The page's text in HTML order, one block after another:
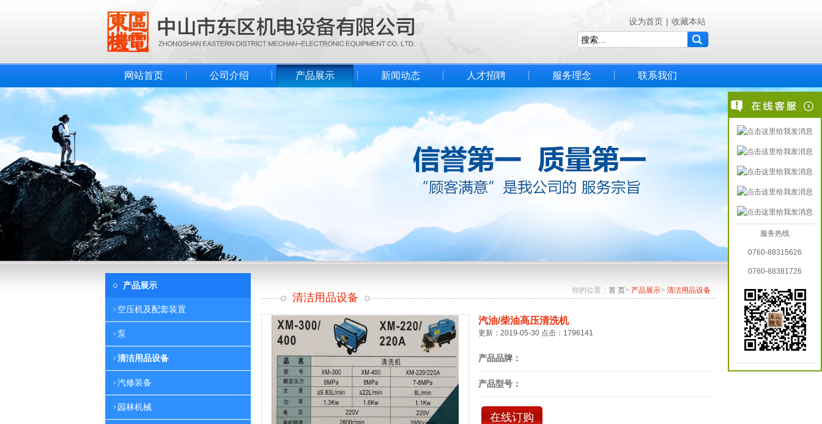
设为首页 | 收藏本站
网站首页 公司介绍 产品展示 新闻动态 人才招聘 服务理念 联系我们
产品展示
空压机及配套装置
泵
清洁用品设备
汽修装备
园林机械
你的位置： 首 页> 产品展示> 清洁用品设备
清洁用品设备
汽油/柴油高压清洗机
更新：2019-05-30 点击：1796141
产品品牌：
产品型号：
在线订购
服务热线
0760-88315626
0760-88381726